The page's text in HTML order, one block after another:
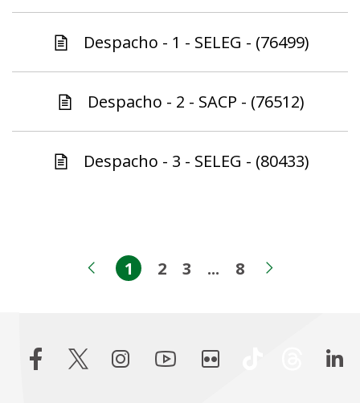
Despacho - 1 - SELEG - (76499)
Despacho - 2 - SACP - (76512)
Despacho - 3 - SELEG - (80433)
Página anterior
Página
1 Página
2 Página
3 ...Páginas
Página
8